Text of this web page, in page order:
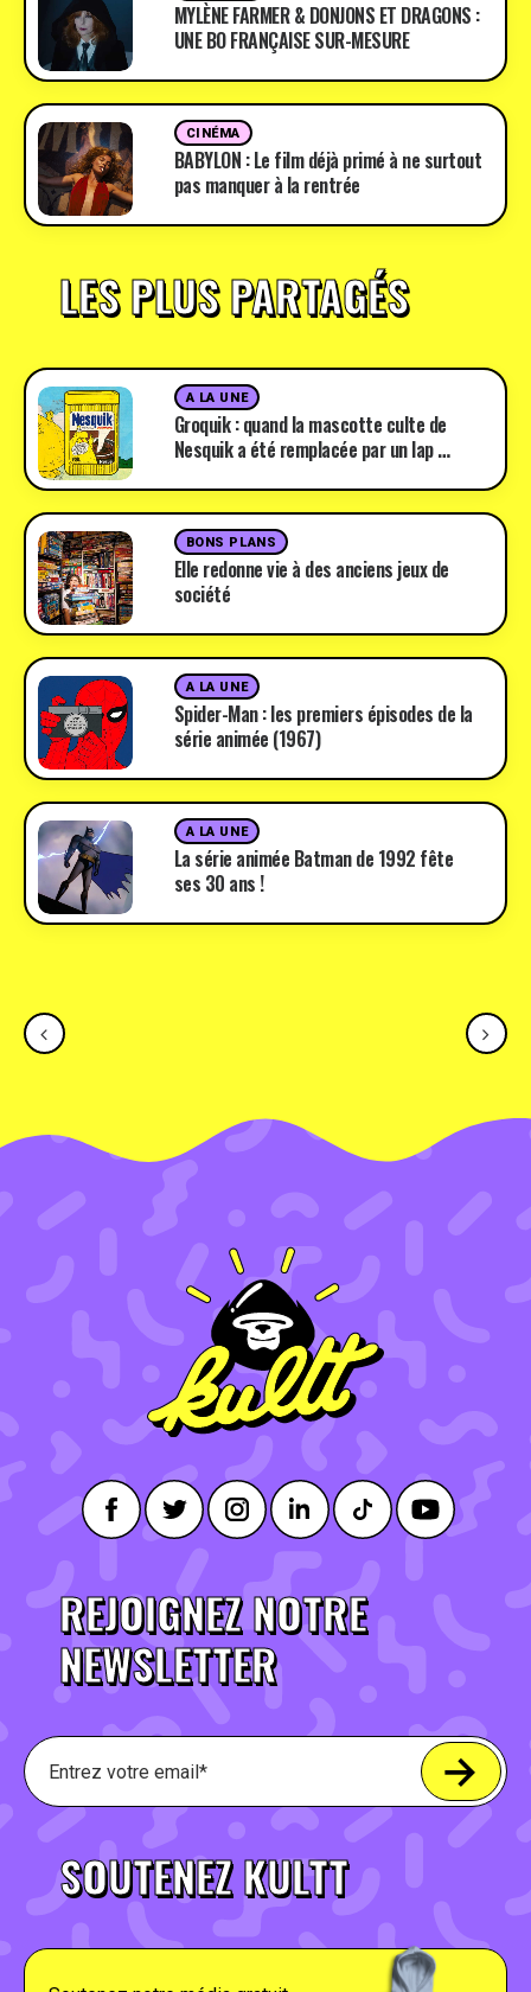
MYLÈNE FARMER & DONJONS ET DRAGONS :
UNE BO FRANÇAISE SUR-MESURE
CINÉMA
BABYLON : Le film déjà primé à ne surtout
pas manquer à la rentrée
LES PLUS PARTAGÉS
A LA UNE
Groquik : quand la mascotte culte de
Nesquik a été remplacée par un lap …
BONS PLANS
Elle redonne vie à des anciens jeux de
société
A LA UNE
Spider-Man : les premiers épisodes de la
série animée (1967)
A LA UNE
La série animée Batman de 1992 fête
ses 30 ans !
REJOIGNEZ NOTRE
NEWSLETTER
SOUTENEZ KULTT